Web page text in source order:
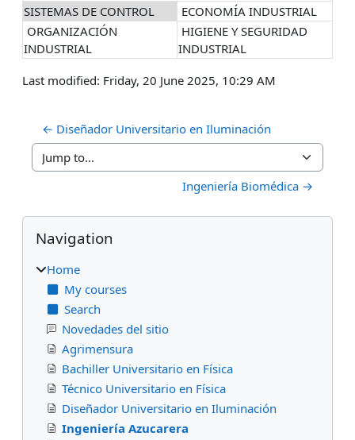
SISTEMAS DE CONTROL
ECONOMÍA INDUSTRIAL
ORGANIZACIÓN
INDUSTRIAL
HIGIENE Y SEGURIDAD
INDUSTRIAL
Last modified: Friday, 20 June 2025, 10:29 AM
← Diseñador Universitario en Iluminación
Jump to...
Ingeniería Biomédica →
Blocks
Skip Navigation
Navigation
Home
My courses
Search
Novedades del sitio
Agrimensura
Bachiller Universitario en Física
Técnico Universitario en Física
Diseñador Universitario en Iluminación
Ingeniería Azucarera